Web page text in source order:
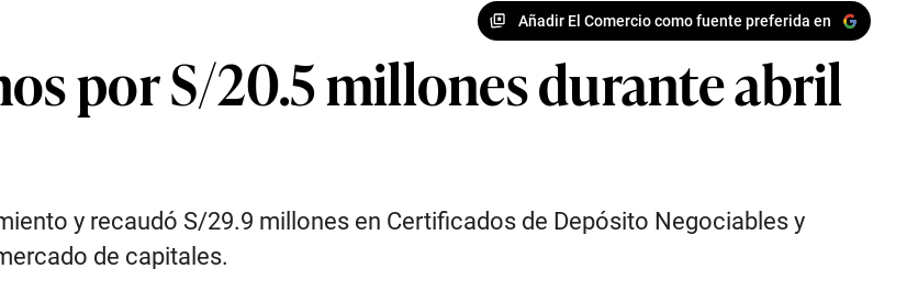
Añadir El Comercio como fuente preferida en
por S/20.5 millones durante abril
y recaudó S/29.9 millones en Certificados de Depósito Negociables y
de capitales.